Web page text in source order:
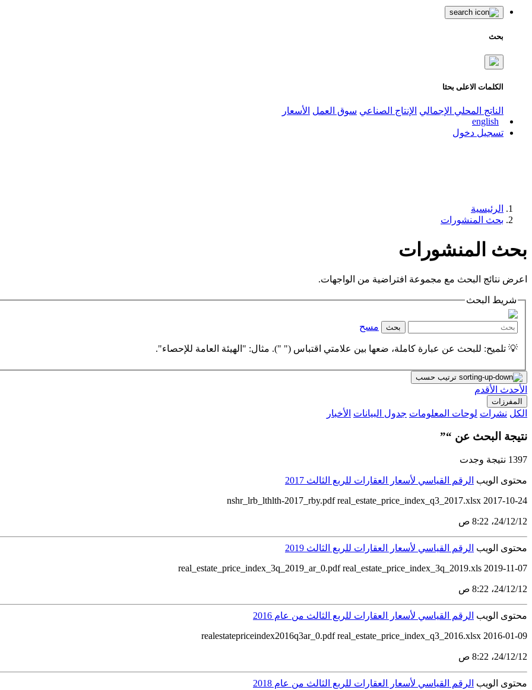
بحث
الكلمات الاعلى بحثا
الناتج المحلي الإجمالي الإنتاج الصناعي سوق العمل الأسعار
english
تسجيل دخول
الرئيسية
بحث المنشورات
بحث المنشورات
اعرض نتائج البحث مع مجموعة افتراضية من الواجهات.
شريط البحث
بحث مسح
💡 تلميح: للبحث عن عبارة كاملة، ضعها بين علامتي اقتباس (" "). مثال: "الهيئة العامة للإحصاء".
ترتيب حسب
الأحدث الأقدم
المفرزات
الكل نشرات لوحات المعلومات جدول البيانات الأخبار
نتيجة البحث عن “”
1397 نتيجة وجدت
محتوى الويب الرقم القياسي لأسعار العقارات للربع الثالث 2017
nshr_lrb_lthlth-2017_rby.pdf real_estate_price_index_q3_2017.xlsx 2017-10-24
12‏/12‏/24، 8:22 ص
محتوى الويب الرقم القياسي لأسعار العقارات للربع الثالث 2019
2019-11-07 real_estate_price_index_3q_2019_ar_0.pdf real_estate_price_index_3q_2019.xls
12‏/12‏/24، 8:22 ص
محتوى الويب الرقم القياسي لأسعار العقارات للربع الثالث من عام 2016
realestatepriceindex2016q3ar_0.pdf real_estate_price_index_q3_2016.xlsx 2016-01-09
12‏/12‏/24، 8:22 ص
محتوى الويب الرقم القياسي لأسعار العقارات للربع الثالث من عام 2018